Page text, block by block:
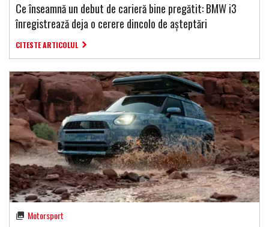
Ce înseamnă un debut de carieră bine pregătit: BMW i3
înregistrează deja o cerere dincolo de așteptări
CITESTE ARTICOLUL
Motorsport